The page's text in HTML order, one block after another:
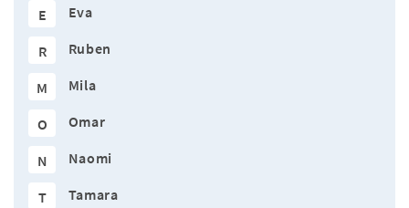
E Eva
R Ruben
M Mila
O Omar
N Naomi
T Tamara